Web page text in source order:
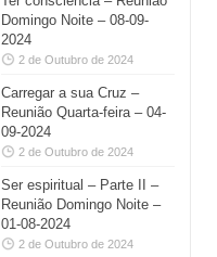
Domingo Noite – 08-09-
2024
2 de Outubro de 2024
Carregar a sua Cruz –
Reunião Quarta-feira – 04-
09-2024
2 de Outubro de 2024
Ser espiritual – Parte II –
Reunião Domingo Noite –
01-08-2024
2 de Outubro de 2024